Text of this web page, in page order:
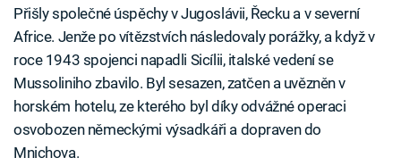
Přišly společné úspěchy v Jugoslávii, Řecku a v severní
Africe. Jenže po vítězstvích následovaly porážky, a když v
roce 1943 spojenci napadli Sicílii, italské vedení se
Mussoliniho zbavilo. Byl sesazen, zatčen a uvězněn v
horském hotelu, ze kterého byl díky odvážné operaci
osvobozen německými výsadkáři a dopraven do
Mnichova.